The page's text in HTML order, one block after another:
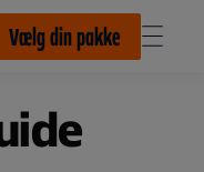
Vælg din pakke